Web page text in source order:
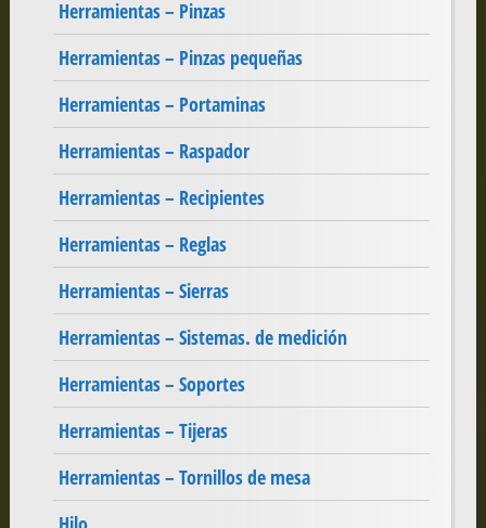
Herramientas – Pinzas
Herramientas – Pinzas pequeñas
Herramientas – Portaminas
Herramientas – Raspador
Herramientas – Recipientes
Herramientas – Reglas
Herramientas – Sierras
Herramientas – Sistemas. de medición
Herramientas – Soportes
Herramientas – Tijeras
Herramientas – Tornillos de mesa